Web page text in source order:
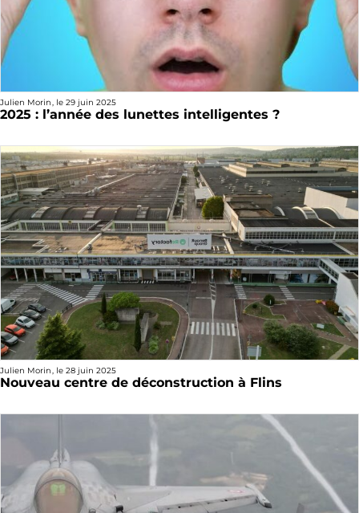
Julien Morin, le 29 juin 2025
2025 : l’année des lunettes intelligentes ?
Julien Morin, le 28 juin 2025
Nouveau centre de déconstruction à Flins